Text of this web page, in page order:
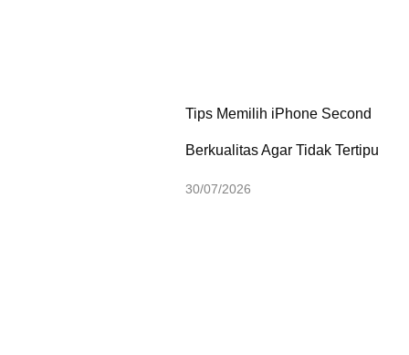
Tips Memilih iPhone Second
Berkualitas Agar Tidak Tertipu
30/07/2026